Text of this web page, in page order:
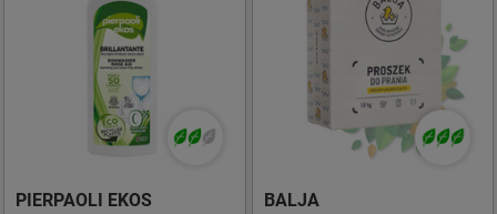
PIERPAOLI EKOS BALJA